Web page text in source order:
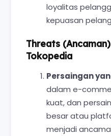
loyalitas
kepuasan
Threats
Tokopedia
Persaingan
dalam e-
kuat, dan
besar atau
menjadi